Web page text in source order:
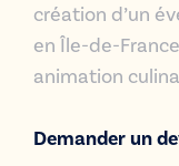
création d’un
en Île-de-
animation
Demander un